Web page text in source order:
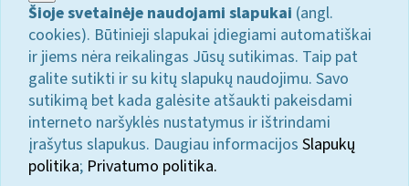
Šioje svetainėje naudojami slapukai (angl.
cookies). Būtinieji slapukai įdiegiami automatiškai
ir jiems nėra reikalingas Jūsų sutikimas. Taip pat
galite sutikti ir su kitų slapukų naudojimu. Savo
sutikimą bet kada galėsite atšaukti pakeisdami
interneto naršyklės nustatymus ir ištrindami
įrašytus slapukus. Daugiau informacijos Slapukų
politika; Privatumo politika.